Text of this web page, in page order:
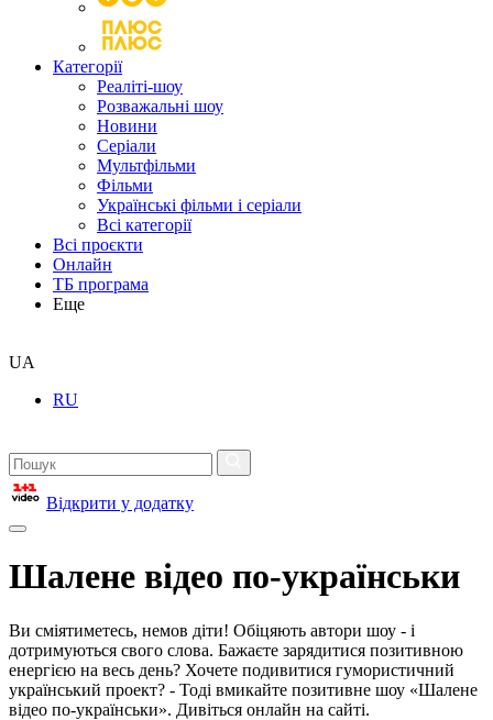
Категорії
Реаліті-шоу
Розважальні шоу
Новини
Серіали
Мультфільми
Фільми
Українські фільми і серіали
Всі категорії
Всі проєкти
Онлайн
ТБ програма
Еще
UA
RU
Відкрити у додатку
Шалене відео по-українськи
Ви сміятиметесь, немов діти! Обіцяють автори шоу - і
дотримуються свого слова. Бажаєте зарядитися позитивною
енергією на весь день? Хочете подивитися гумористичний
український проект? - Тоді вмикайте позитивне шоу «Шалене
відео по-українськи». Дивіться онлайн на сайті.